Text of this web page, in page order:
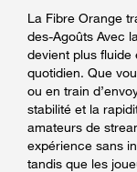
La Fibre Orange
des-Agoûts Avec
devient plus fluide
quotidien. Que
ou en train
stabilité et la
amateurs de
expérience sans
tandis que les